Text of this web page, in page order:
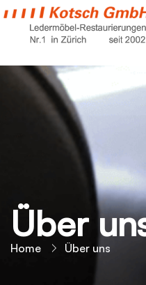
Über
Home Über uns